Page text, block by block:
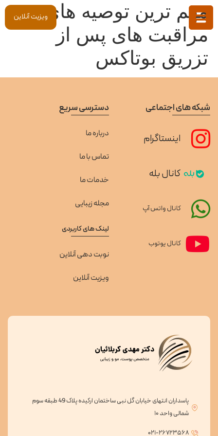
ویزیت آنلاینمهم ترین توصیه های و
مراقبت های پس از
تزریق بوتاکس
پاسداران انتهای خیابان گل نبی ساختمان ارکیده پلاک 49 طبقه سوم
شمالی واحد ۱۰
۰۲۱-۲۶۷۲۳۵۶۸
دسترسی سریع
درباره ما
تماس با ما
خدمات ما
مجله زیبایی
لینک های کاربردی
نوبت دهی آنلاین
ویزیت آنلاین
شبکه های اجتماعی
اینستاگرام
کانال بله
کانال واتس آپ
کانال یوتوب